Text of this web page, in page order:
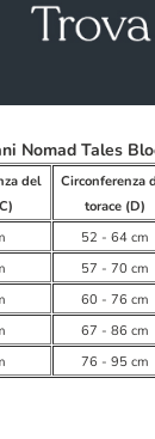
Nomad Tales
del
Circonferenza
torace (D)
52 - 64 cm
57 - 70 cm
60 - 76 cm
67 - 86 cm
76 - 95 cm